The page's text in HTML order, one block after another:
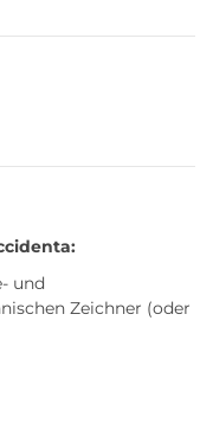
und
Zeichner (oder